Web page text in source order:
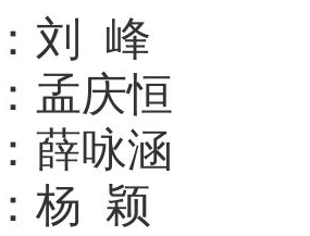
： 刘
峰
： 孟庆恒
： 薛咏涵
： 杨 颖